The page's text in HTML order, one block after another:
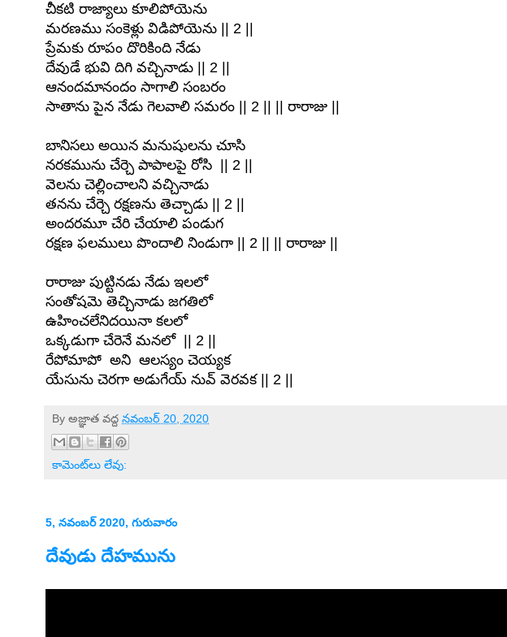
చీకటి రాజ్యాలు కూలిపోయెను
మరణము సంకెళ్లు విడిపోయెను || 2 ||
ప్రేమకు రూపం దొరికింది నేడు
దేవుడే భువి దిగి వచ్చినాడు || 2 ||
ఆనందమానందం సాగాలి సంబరం
సాతాను పైన నేడు గెలవాలి సమరం || 2 || || రారాజు ||
బానిసలు అయిన మనుషులను చూసి
నరకమును చేర్చె పాపాలపై రోసి || 2 ||
వెలను చెల్లించాలని వచ్చినాడు
తనను చేర్చె రక్షణను తెచ్చాడు || 2 ||
అందరమూ చేరి చేయాలి పండుగ
రక్షణ ఫలములు పొందాలి నిండుగా || 2 || || రారాజు ||
రారాజు పుట్టినడు నేడు ఇలలో
సంతోషమె తెచ్చినాడు జగతిలో
ఉహించలేనిదయినా కలలో
ఒక్కడుగా చేరెనే మనలో || 2 ||
రేపోమాపో అని ఆలస్యం చెయ్యక
యేసును చెరగా అడుగేయ్ నువ్ వెరవక || 2 ||
By అజ్ఞాత వద్ద నవంబర్ 20, 2020
కామెంట్‌లు లేవు:
5, నవంబర్ 2020, గురువారం
దేవుడు దేహమును